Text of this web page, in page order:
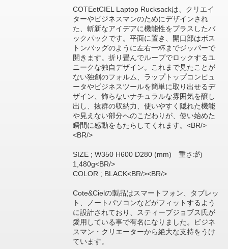
COTEetCIEL Laptop Rucksackは、クリエイ
ターやビジネスマンのためにデザインされ
た、斬新なアイデアに機能性をプラスしたバ
ックパックです。平面に置き、開口部はボス
トンバッグのように左右一杯までジッパーで
開きます。折り畳んでループでロックするユ
ニークな独自デザイン。これまで見たことが
ない独創のフォルム、ラップトップコンピュ
ータやビジネスツールを簡単に取り出せるデ
ザイン、飾らないナチュラルな雰囲気を醸し
出し、抜群の収納力、使いやすく隠れた機能
や見えない部分へのこだわりが、使い始めた
瞬間に感動をもたらしてくれます。<BR/>
<BR/>
SIZE ; W350 H600 D280 (mm) 重さ:約
1,480g<BR/>
COLOR ; BLACK<BR/><BR/>
Cote&Cielの製品はスマートフォン、タブレッ
ト、ノートパソコンなどがフィットするよう
に設計されており、スティーブジョブス氏が
愛用している事で有名になりました。ビジネ
スマン・クリエーターから絶大な支持をうけ
ています。